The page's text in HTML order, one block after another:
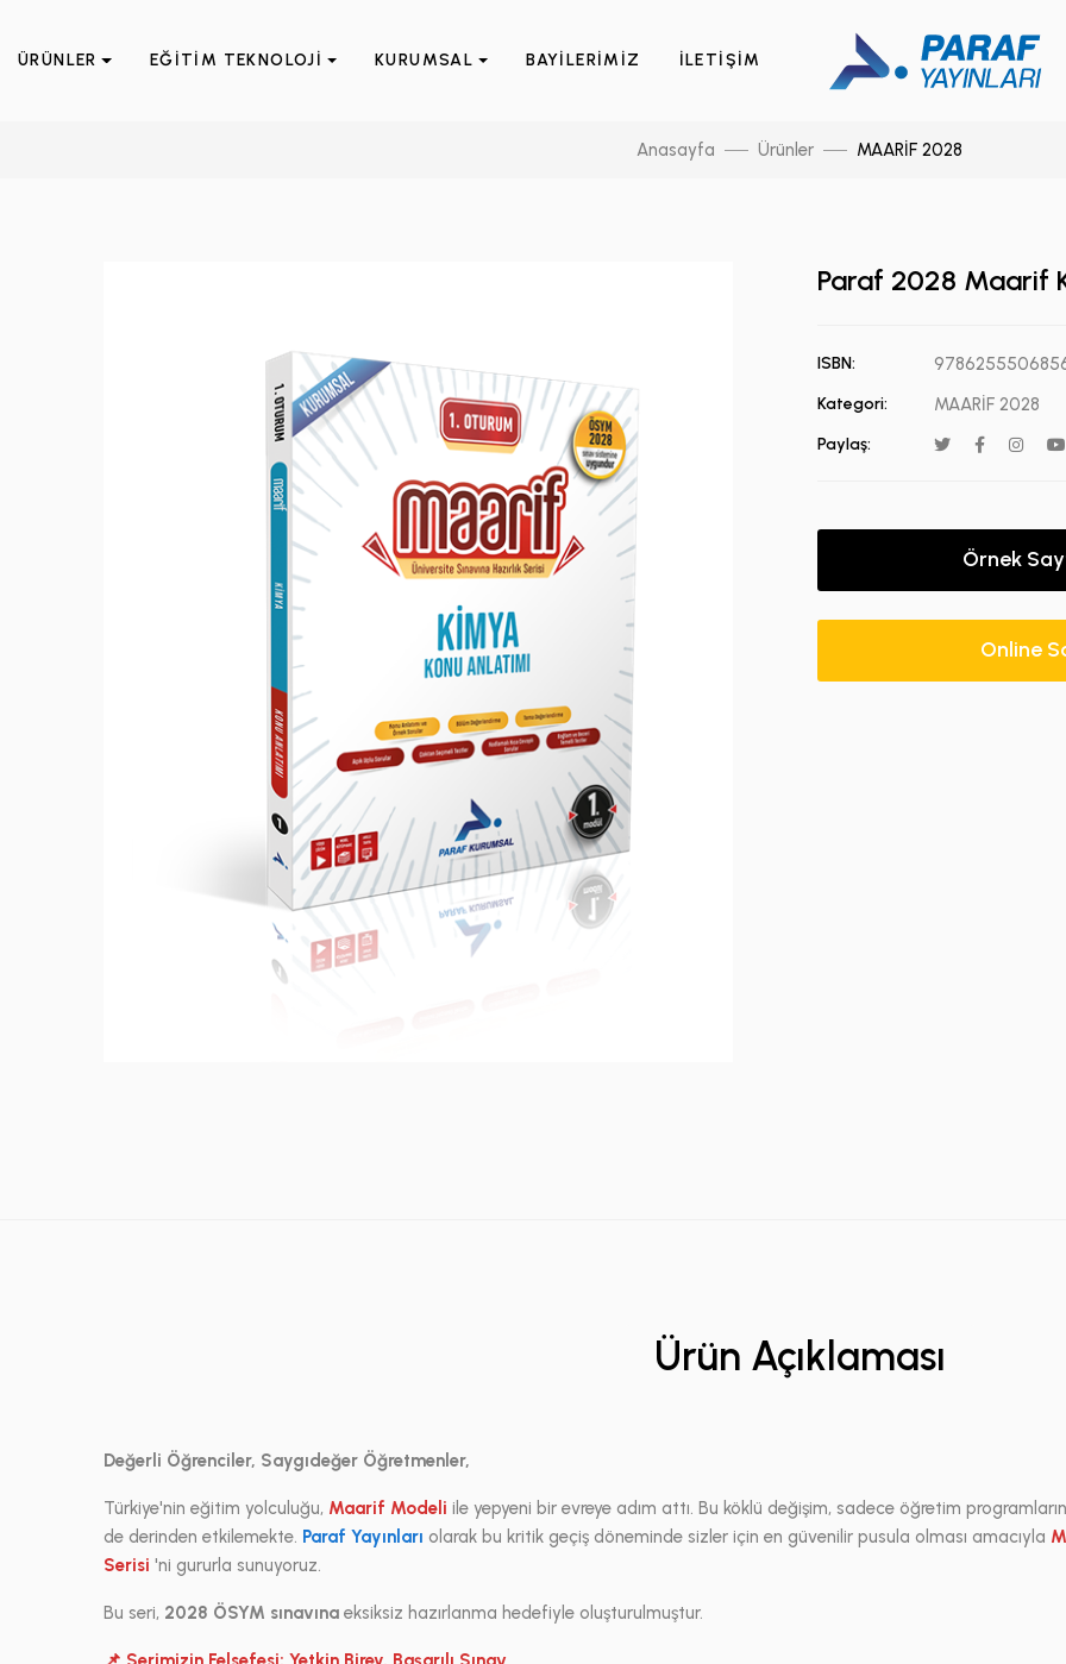
ÜRÜNLER EĞİTİM TEKNOLOJİ KURUMSAL BAYİLERİMİZ İLETİŞİM
Anasayfa Ürünler MAARİF 2028
Paraf 2028 Maarif
ISBN:
Kategori: MAARİF 2028
Paylaş:
Örnek
Online
Ürün Açıklaması
Değerli Öğrenciler, Saygıdeğer Öğretmenler,
Türkiye'nin eğitim yolculuğu, Maarif Modeli ile yepyeni bir evreye adım attı. Bu köklü değişim, sadece öğretim
de derinden etkilemekte. Paraf Yayınları olarak bu kritik geçiş döneminde sizler için en güvenilir pusula olması amacıyla
Serisi 'ni gururla sunuyoruz.
Bu seri, 2028 ÖSYM sınavına eksiksiz hazırlanma hedefiyle oluşturulmuştur.